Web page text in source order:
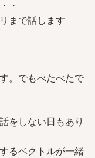
・
まで話します
。でもべたべたで
しない日もあり
るベクトルが一緒